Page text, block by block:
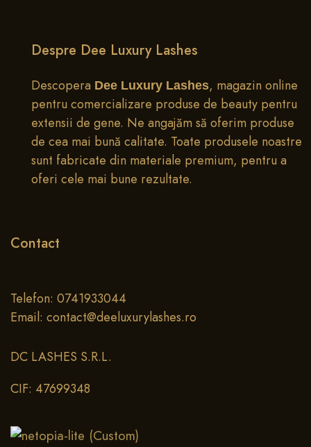
Despre Dee Luxury Lashes
Descopera Dee Luxury Lashes, magazin online
pentru comercializare produse de beauty pentru
extensii de gene. Ne angajăm să oferim produse
de cea mai bună calitate. Toate produsele noastre
sunt fabricate din materiale premium, pentru a
oferi cele mai bune rezultate.
Contact
Telefon: 0741933044
Email: contact@deeluxurylashes.ro
DC LASHES S.R.L.
CIF: 47699348